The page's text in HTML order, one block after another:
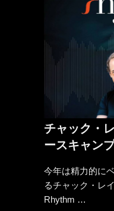
チャック・
ースキャンプ
今年は精力的に
るチャック・レ
Rhythm …